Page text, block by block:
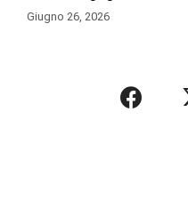
Giugno 26, 2026